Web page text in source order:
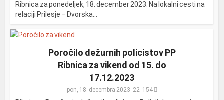
Ribnica za ponedeljek, 18. december 2023: Na lokalni cesti na
relaciji Prilesje – Dvorska...
Poročilo dežurnih policistov PP
Ribnica za vikend od 15. do
17.12.2023
pon, 18. decembra 2023 154